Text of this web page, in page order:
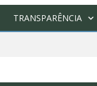
TRANSPARÊNCIA